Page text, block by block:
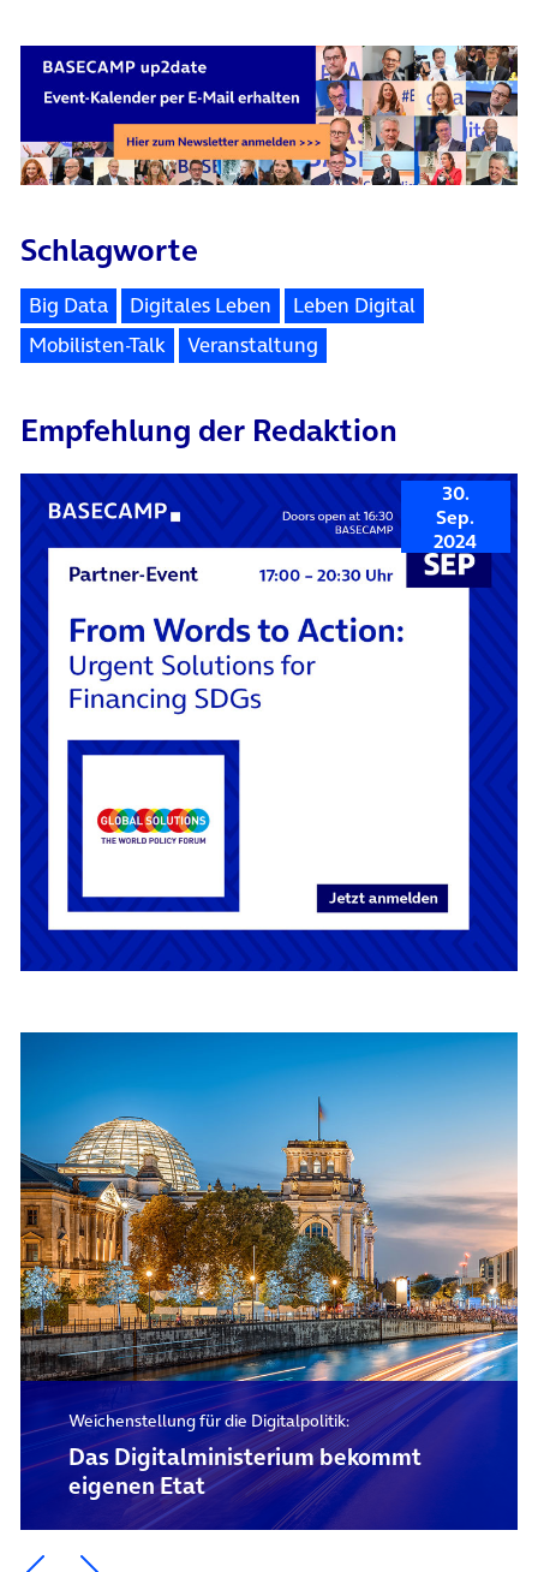
Schlagworte
Big Data Digitales Leben
Leben Digital
Mobilisten-Talk
Veranstaltung
Empfehlung der Redaktion
30.
Sep.
2024
Weichenstellung für die Digitalpolitik:
Das Digital­ministerium bekommt
eigenen Etat